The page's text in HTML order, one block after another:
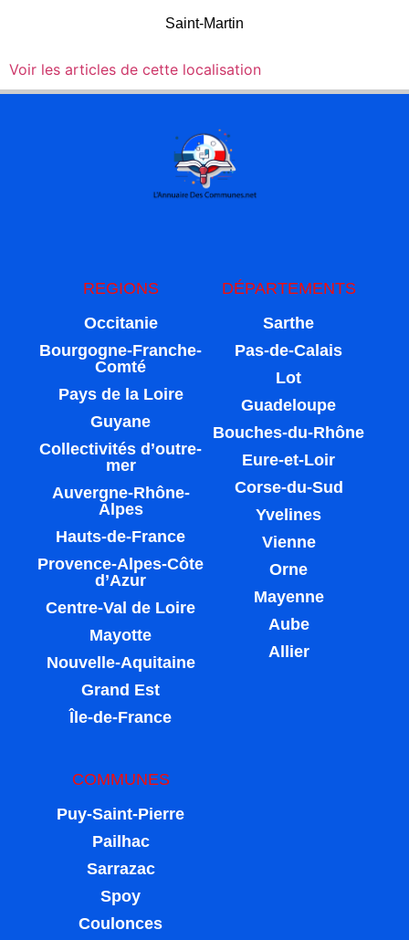
Saint-Martin
Voir les articles de cette localisation
REGIONS
Occitanie
Bourgogne-Franche-
Comté
Pays de la Loire
Guyane
Collectivités d’outre-
mer
Auvergne-Rhône-
Alpes
Hauts-de-France
Provence-Alpes-Côte
d’Azur
Centre-Val de Loire
Mayotte
Nouvelle-Aquitaine
Grand Est
Île-de-France
DÉPARTEMENTS
Sarthe
Pas-de-Calais
Lot
Guadeloupe
Bouches-du-Rhône
Eure-et-Loir
Corse-du-Sud
Yvelines
Vienne
Orne
Mayenne
Aube
Allier
COMMUNES
Puy-Saint-Pierre
Pailhac
Sarrazac
Spoy
Coulonces